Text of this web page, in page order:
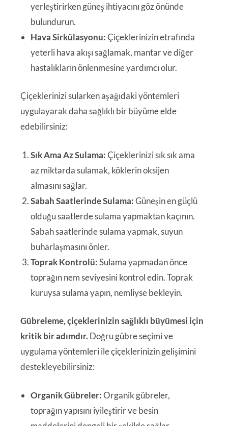
yerleştirirken güneş ihtiyacını göz önünde
bulundurun.
Hava Sirkülasyonu:Çiçeklerinizin etrafında
yeterli hava akışı sağlamak, mantar ve diğer
hastalıkların önlenmesine yardımcı olur.
Çiçeklerinizi sularken aşağıdaki yöntemleri
uygulayarak daha sağlıklı bir büyüme elde
edebilirsiniz:
Sık Ama Az Sulama:Çiçeklerinizi sık sık ama
az miktarda sulamak, köklerin oksijen
almasını sağlar.
Sabah Saatlerinde Sulama:Güneşin en güçlü
olduğu saatlerde sulama yapmaktan kaçının.
Sabah saatlerinde sulama yapmak, suyun
buharlaşmasını önler.
Toprak Kontrolü:Sulama yapmadan önce
toprağın nem seviyesini kontrol edin. Toprak
kuruysa sulama yapın, nemliyse bekleyin.
Gübreleme, çiçeklerinizin sağlıklı büyümesi için
kritik bir adımdır.Doğru gübre seçimi ve
uygulama yöntemleri ile çiçeklerinizin gelişimini
destekleyebilirsiniz:
Organik Gübreler:Organik gübreler,
toprağın yapısını iyileştirir ve besin